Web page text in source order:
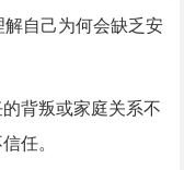
自己为何会缺乏安
背叛或家庭关系不
任。